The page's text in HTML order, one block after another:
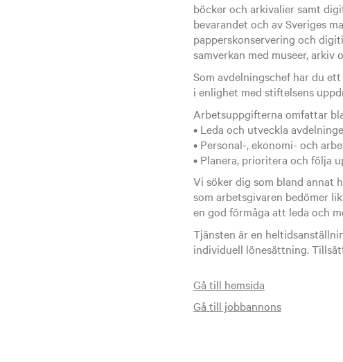
böcker och arkivalier samt
bevarandet och av Sveriges
papperskonservering och
samverkan med museer,
Som avdelningschef har du
i enlighet med stiftelsens
Arbetsuppgifterna omfattar
• Leda och utveckla
• Personal-, ekonomi- och
• Planera, prioritera och följa
Vi söker dig som bland annat
som arbetsgivaren bedömer
en god förmåga att leda och
Tjänsten är en
individuell lönesättning.
Gå till hemsida
Gå till jobbannons